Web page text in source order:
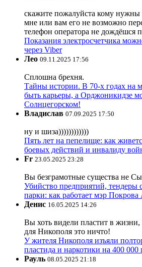
скажите пожалуйста кому нужны
мне или вам его не возможно
телефон оператора не дождёшся
Показания электросчетчика
через Viber
Лео 09.11.2025 17:56
Сплошна брехня.
Тайны истории. В 70-х годах на
быть карьеры, а Орджоникидзе
Солнцегорском!
Владислав 07.09.2025 17:50
ну и шиза))))))))))))
Пять лет на пепелище: как
боевых действий и инвалиду
Fr 23.05.2025 23:28
Вы безграмотные существа не
Убийство предприятий, тендеры
парки: как работает мэр
Денис 16.05.2025 14:26
Вы хоть видели пластит в жизни,
для Никополя это ничто!
У жителя Никополя изъяли
пластида и наркотики на 400 000
Рауль 08.05.2025 21:18